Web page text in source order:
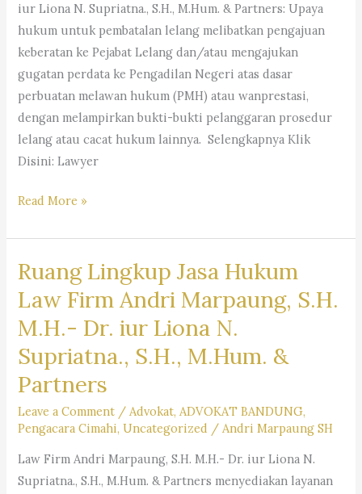
iur Liona N. Supriatna., S.H., M.Hum. & Partners: Upaya
hukum untuk pembatalan lelang melibatkan pengajuan
keberatan ke Pejabat Lelang dan/atau mengajukan
gugatan perdata ke Pengadilan Negeri atas dasar
perbuatan melawan hukum (PMH) atau wanprestasi,
dengan melampirkan bukti-bukti pelanggaran prosedur
lelang atau cacat hukum lainnya. Selengkapnya Klik
Disini: Lawyer
Rekomendasi
Hukum
Penyelamatan
Yang
Akan
Dilelang
Read More »
Ruang Lingkup Jasa Hukum
Law Firm Andri Marpaung, S.H.
M.H.- Dr. iur Liona N.
Supriatna., S.H., M.Hum. &
Partners
Leave a Comment / Advokat, ADVOKAT BANDUNG,
Pengacara Cimahi,Uncategorized / Andri Marpaung SH
Law Firm Andri Marpaung, S.H. M.H.- Dr. iur Liona N.
Supriatna., S.H., M.Hum. & Partners menyediakan layanan